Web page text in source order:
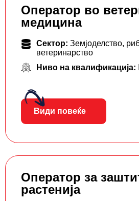
Оператор во
медицина
Сектор: Земјоделство,
ветеринарство
Ниво на квалификација:
Види повеќе
Оператор за
растенија